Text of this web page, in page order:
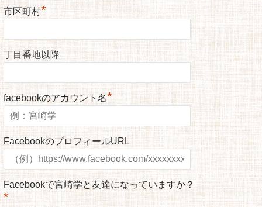
市区町村*
丁目番地以降
facebookのアカウント名*
FacebookのプロフィールURL
Facebookで宮崎学と友達になっていますか？
*